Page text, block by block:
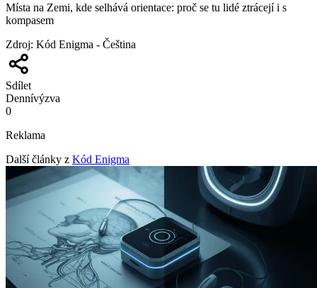
Místa na Zemi, kde selhává orientace: proč se tu lidé ztrácejí i s
kompasem
Zdroj: Kód Enigma - Čeština
Sdílet
Dennívýzva
0
Reklama
Další články z Kód Enigma